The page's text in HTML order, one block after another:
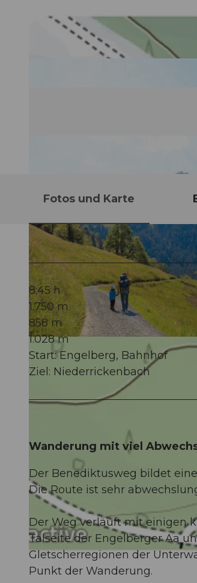
© Engelberg - Titlis Tourismus, Engelberg-Titlis Tourismus
© Engelberg-Titlis Tourismus
Fotos und Karte
8:45 h
1.750 m
858 m
1.028 m
Start: Engelberg, Bahnhof
Ziel: Niederrickenbach
Wanderung mit viel
Der Benediktusweg bildet
Die Route ist sehr
Der Weg verläuft mit einigen
Talseite der Engelberger Aa
Gletscherregionen der
Punkt der Wanderung.